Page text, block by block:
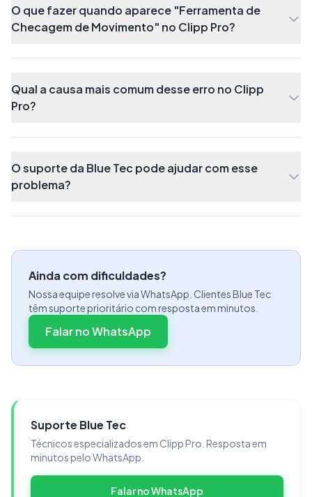
Após realizar a configuração, clique emOK.
ATENÇÃO! O Clipp Precisa estar FECHADO
antes de iniciar o processo!
Para acessar a ferramenta, na sua área de
ClippStoree em seguida,Abrir local do
Na pasta que abrirá, localize o
SupporClipp.exe,clique com o botão direito no
executável e em seguidaExecutar como
administrador;
O que fazer quando aparece "Ferramenta de
Checagem de Movimento" no Clipp Pro?
Qual a causa mais comum desse erro no Clipp
Pro?
O suporte da Blue Tec pode ajudar com esse
problema?
Ainda com dificuldades?
Nossa equipe resolve via WhatsApp. Clientes Blue Tec
têm suporte prioritário com resposta em minutos.
Falar no WhatsApp
Suporte Blue Tec
Técnicos especializados em Clipp Pro. Resposta em
minutos pelo WhatsApp.
Falar no WhatsApp